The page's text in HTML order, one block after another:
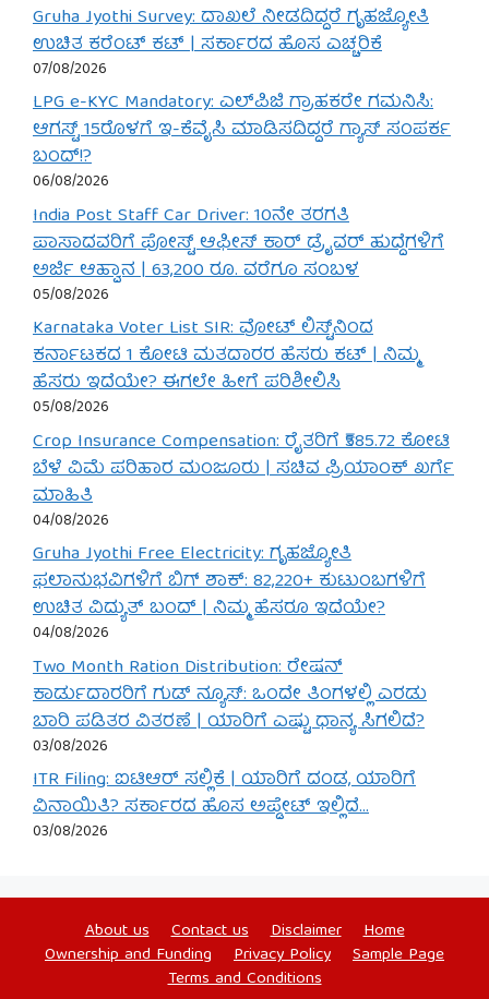
Gruha Jyothi Survey: ದಾಖಲೆ ನೀಡದಿದ್ದರೆ ಗೃಹಜ್ಯೋತಿ
ಉಚಿತ ಕರೆಂಟ್ ಕಟ್ | ಸರ್ಕಾರದ ಹೊಸ ಎಚ್ಚರಿಕೆ
07/08/2026
LPG e-KYC Mandatory: ಎಲ್‌ಪಿಜಿ ಗ್ರಾಹಕರೇ ಗಮನಿಸಿ:
ಆಗಸ್ಟ್ 15ರೊಳಗೆ ಇ-ಕೆವೈಸಿ ಮಾಡಿಸದಿದ್ದರೆ ಗ್ಯಾಸ್ ಸಂಪರ್ಕ
ಬಂದ್!?
06/08/2026
India Post Staff Car Driver: 10ನೇ ತರಗತಿ
ಪಾಸಾದವರಿಗೆ ಪೋಸ್ಟ್ ಆಫೀಸ್ ಕಾರ್ ಡ್ರೈವರ್ ಹುದ್ದೆಗಳಿಗೆ
ಅರ್ಜಿ ಆಹ್ವಾನ | 63,200 ರೂ. ವರೆಗೂ ಸಂಬಳ
05/08/2026
Karnataka Voter List SIR: ವೋಟ್ ಲಿಸ್ಟ್‌ನಿಂದ
ಕರ್ನಾಟಕದ 1 ಕೋಟಿ ಮತದಾರರ ಹೆಸರು ಕಟ್ | ನಿಮ್ಮ
ಹೆಸರು ಇದೆಯೇ? ಈಗಲೇ ಹೀಗೆ ಪರಿಶೀಲಿಸಿ
05/08/2026
Crop Insurance Compensation: ರೈತರಿಗೆ ₹585.72 ಕೋಟಿ
ಬೆಳೆ ವಿಮೆ ಪರಿಹಾರ ಮಂಜೂರು | ಸಚಿವ ಪ್ರಿಯಾಂಕ್ ಖರ್ಗೆ
ಮಾಹಿತಿ
04/08/2026
Gruha Jyothi Free Electricity: ಗೃಹಜ್ಯೋತಿ
ಫಲಾನುಭವಿಗಳಿಗೆ ಬಿಗ್ ಶಾಕ್: 82,220+ ಕುಟುಂಬಗಳಿಗೆ
ಉಚಿತ ವಿದ್ಯುತ್ ಬಂದ್ | ನಿಮ್ಮ ಹೆಸರೂ ಇದೆಯೇ?
04/08/2026
Two Month Ration Distribution: ರೇಷನ್
ಕಾರ್ಡುದಾರರಿಗೆ ಗುಡ್ ನ್ಯೂಸ್: ಒಂದೇ ತಿಂಗಳಲ್ಲಿ ಎರಡು
ಬಾರಿ ಪಡಿತರ ವಿತರಣೆ | ಯಾರಿಗೆ ಎಷ್ಟು ಧಾನ್ಯ ಸಿಗಲಿದೆ?
03/08/2026
ITR Filing: ಐಟಿಆರ್ ಸಲ್ಲಿಕೆ | ಯಾರಿಗೆ ದಂಡ, ಯಾರಿಗೆ
ವಿನಾಯಿತಿ? ಸರ್ಕಾರದ ಹೊಸ ಅಪ್ಡೇಟ್ ಇಲ್ಲಿದೆ…
03/08/2026
About us Contact us Disclaimer
Home
Ownership and Funding
Privacy Policy
Sample Page
Terms and Conditions